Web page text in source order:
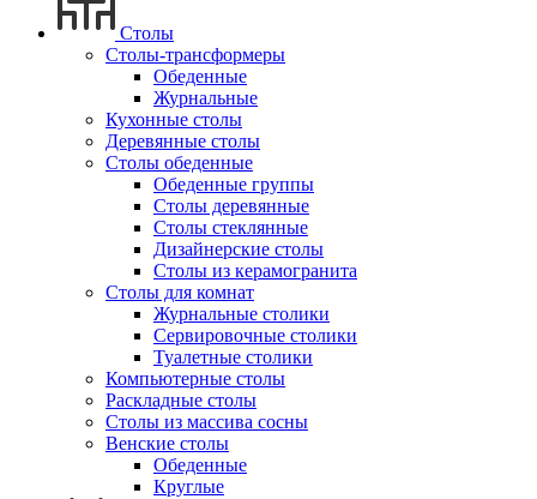
Столы
Столы-трансформеры
Обеденные
Журнальные
Кухонные столы
Деревянные столы
Столы обеденные
Обеденные группы
Столы деревянные
Столы стеклянные
Дизайнерские столы
Столы из керамогранита
Столы для комнат
Журнальные столики
Сервировочные столики
Туалетные столики
Компьютерные столы
Раскладные столы
Столы из массива сосны
Венские столы
Обеденные
Круглые